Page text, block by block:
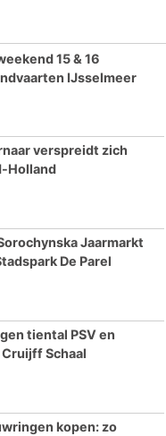
15 & 16
IJsselmeer
verspreidt zich
Holland
Jaarmarkt
De Parel
tiental PSV en
Schaal
kopen: zo